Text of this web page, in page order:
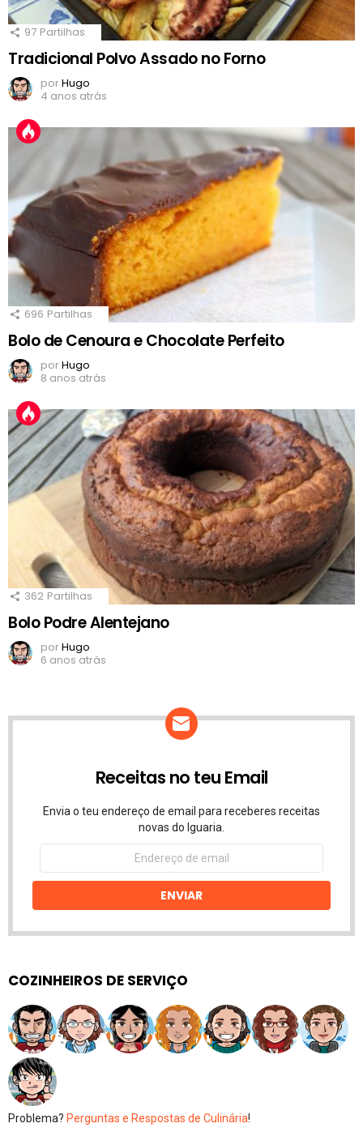
97 Partilhas
Tradicional Polvo Assado no Forno
porHugo
4 anos atrás
696 Partilhas
Bolo de Cenoura e Chocolate Perfeito
porHugo
8 anos atrás
362 Partilhas
Bolo Podre Alentejano
porHugo
6 anos atrás
Receitas no teu Email
Envia o teu endereço de email para receberes receitas
novas do Iguaria.
Endereço
email
ENVIAR
COZINHEIROS DE SERVIÇO
Problema? Perguntas e Respostas de Culinária!